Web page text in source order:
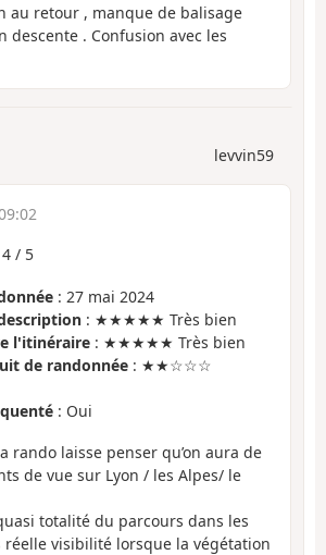
au retour , manque de balisage
descente . Confusion avec les
levvin59
4 / 5
: 27 mai 2024
: ★★★★★ Très bien
l'itinéraire : ★★★★★ Très bien
de randonnée : ★★☆☆☆
: Oui
rando laisse penser qu’on aura de
de vue sur Lyon / les Alpes/ le
totalité du parcours dans les
réelle visibilité lorsque la végétation